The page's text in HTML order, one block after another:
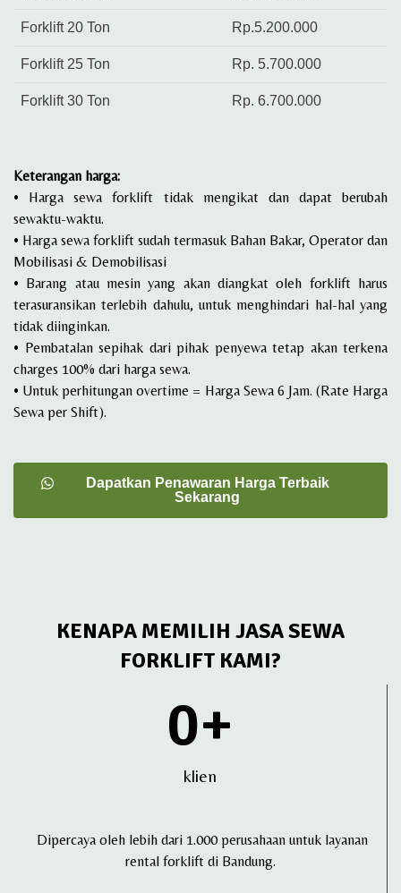
Forklift 20 Ton Rp.5.200.000
Forklift 25 Ton Rp. 5.700.000
Forklift 30 Ton Rp. 6.700.000
Keterangan harga:
• Harga sewa forklift tidak mengikat dan dapat berubah
sewaktu-waktu.
• Harga sewa forklift sudah termasuk Bahan Bakar, Operator dan
Mobilisasi & Demobilisasi
• Barang atau mesin yang akan diangkat oleh forklift harus
terasuransikan terlebih dahulu, untuk menghindari hal-hal yang
tidak diinginkan.
• Pembatalan sepihak dari pihak penyewa tetap akan terkena
charges 100% dari harga sewa.
• Untuk perhitungan overtime = Harga Sewa 6 Jam. (Rate Harga
Sewa per Shift).
Dapatkan Penawaran Harga Terbaik
Sekarang
KENAPA MEMILIH JASA SEWA
FORKLIFT KAMI?
klien
0+
Dipercaya oleh lebih dari 1.000 perusahaan untuk layanan
rental forklift di Bandung.